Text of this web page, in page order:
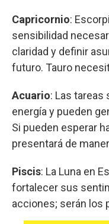
Capricornio:
sensibilidad
claridad y definir
futuro. Tauro
Acuario: Las
energía y pueden
Si pueden esperar
presentará de
Piscis: La Luna en
fortalecer sus
acciones; serán los